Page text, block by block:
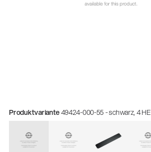
Produktvariante49424-000-55 - schwarz, 4 HE